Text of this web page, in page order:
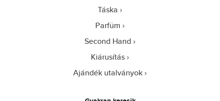
Táska
Parfüm
Second Hand
Kiárusítás
Ajándék utalványok